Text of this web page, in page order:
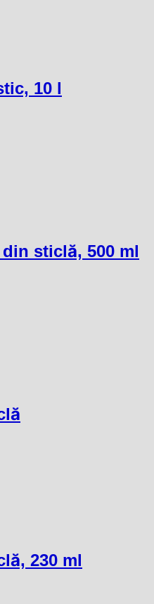
10 l
din sticlă, 500 ml
230 ml